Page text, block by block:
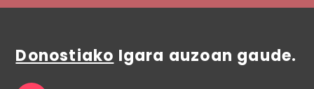
Donostiako Igara auzoan gaude.